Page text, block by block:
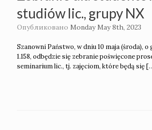
studiów lic., grupy NX
Опубликовано Monday May 8th, 2023
Szanowni Państwo, w dniu 10 maja (środa), o
1.158, odbędzie się zebranie poświęcone
seminarium lic., tj. zajęciom, które będą się